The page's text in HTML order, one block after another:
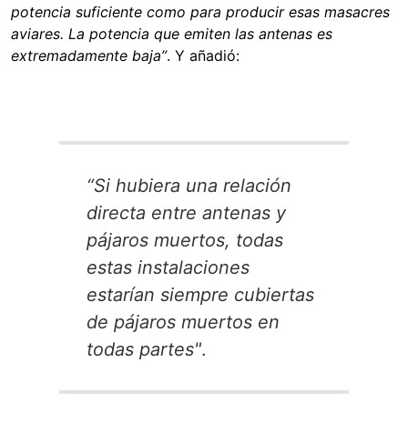
potencia suficiente como para producir esas masacres
aviares. La potencia que emiten las antenas es
extremadamente baja”. Y añadió:
“Si hubiera una relación
directa entre antenas y
pájaros muertos, todas
estas instalaciones
estarían siempre cubiertas
de pájaros muertos en
todas partes".